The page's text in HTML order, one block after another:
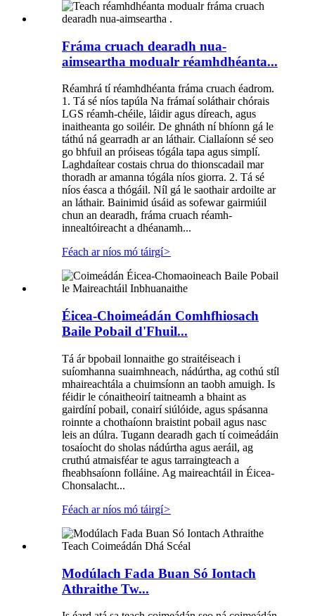
Fráma cruach dearadh nua-
aimseartha modualr réamhdhéanta...
Réamhrá tí réamhdhéanta fráma cruach éadrom.
1. Tá sé níos tapúla Na frámaí soláthair chórais
LGS réamh-chéile, láidir agus díreach, agus
inaitheanta go soiléir. De ghnáth ní bhíonn gá le
táthú ná gearradh ar an láthair. Ciallaíonn sé seo
go bhfuil an próiseas tógála tapa agus simplí.
Laghdaítear costais chrua do thionscadail mar
thoradh ar amanna tógála níos giorra. 2. Tá sé
níos éasca a thógáil. Níl gá le saothair ardoilte ar
an láthair. Bainimid úsáid as sofewar gairmiúil
chun an dearadh, fráma cruach réamh-
innealtóireacht a dhéanamh...
Féach ar níos mó táirgí>
Éicea-Choimeádán Comhfhiosach
Baile Pobail d'Fhuil...
Tá ár bpobail lonnaithe go straitéiseach i
suíomhanna suaimhneach, nádúrtha, ag cothú stíl
mhaireachtála a chuimsíonn an taobh amuigh. Is
féidir le cónaitheoirí taitneamh a bhaint as
gairdíní pobail, conairí siúlóide, agus spásanna
roinnte a chothaíonn braistint pobail agus nasc
leis an dúlra. Tugann dearadh gach tí coimeádáin
tosaíocht do sholas nádúrtha agus aeráil, ag
cruthú atmaisféar te agus tarraingteach a
fheabhsaíonn folláine. Ag maireachtáil in Éicea-
Chonsalacht...
Féach ar níos mó táirgí>
Modúlach Fada Buan Só Iontach
Athraithe Tw...